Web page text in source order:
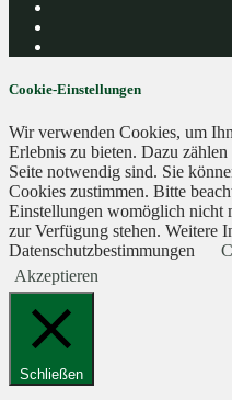
Cookie-Einstellungen
Wir verwenden Cookies, um
Erlebnis zu bieten. Dazu
Seite notwendig sind. Sie
Cookies zustimmen. Bitte
Einstellungen womöglich nicht
zur Verfügung stehen. Weitere
Datenschutzbestimmungen
Akzeptieren
Schließen